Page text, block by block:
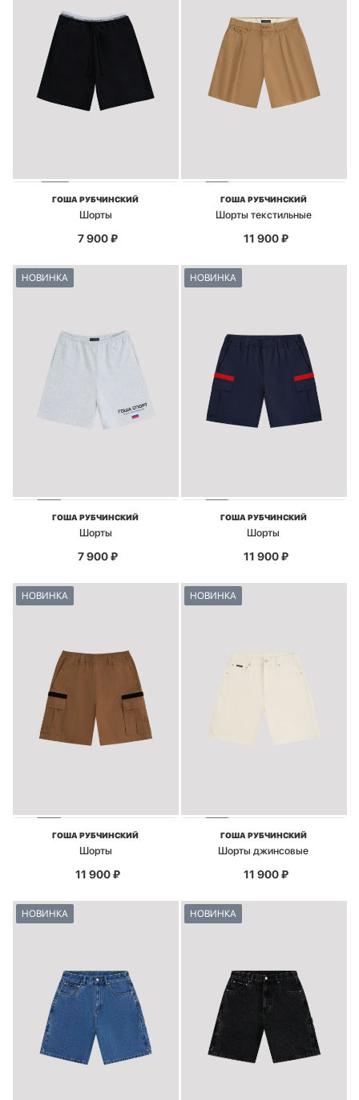
ГОША РУБЧИНСКИЙ
Шорты
7 900₽
ГОША РУБЧИНСКИЙ
Шорты текстильные
11 900₽
НОВИНКА
ГОША РУБЧИНСКИЙ
Шорты
7 900₽
НОВИНКА
ГОША РУБЧИНСКИЙ
Шорты
11 900₽
НОВИНКА
ГОША РУБЧИНСКИЙ
Шорты
11 900₽
НОВИНКА
ГОША РУБЧИНСКИЙ
Шорты джинсовые
11 900₽
НОВИНКА НОВИНКА